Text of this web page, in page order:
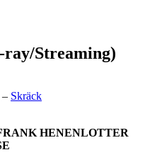
Streaming)
– Skräck
HENENLOTTER